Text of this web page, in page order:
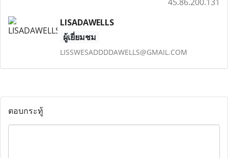
LISADAWELLS
ผู้เยี่ยมชม
LISSWESADDDDAWELLS@GMAIL.COM
ตอบกระทู้